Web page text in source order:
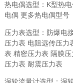
温度变化时，感温
根据双金属温度计
为四种类型:轴向型
①轴向双金属温度
热电偶选型 ： K型热
电偶 更多热电偶型号
压力表选型 ： 防爆电
压力表 电阻远传压力
表 精密压力表 隔膜
压力表 耐震压力表